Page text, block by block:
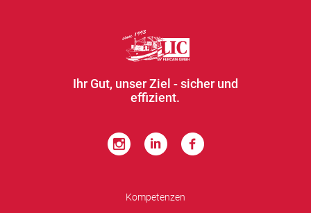
Ihr Gut, unser Ziel - sicher und
effizient.
Kompetenzen